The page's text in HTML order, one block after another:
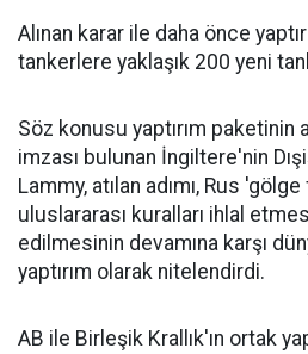
Alınan karar ile daha önce
tankerlere yaklaşık 200 yeni
Söz konusu yaptırım paketinin
imzası bulunan İngiltere'nin
Lammy, atılan adımı, Rus
uluslararası kuralları ihlal
edilmesinin devamına karşı
yaptırım olarak nitelendirdi.
AB ile Birleşik Krallık'ın ortak